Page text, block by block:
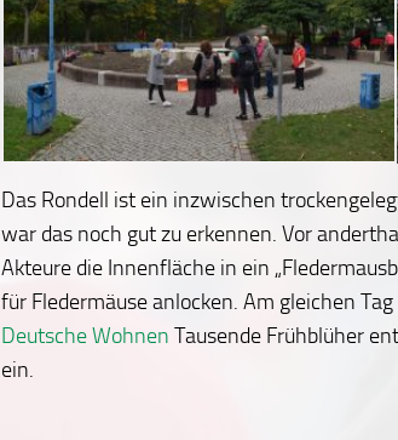
Quartiersmanagerin Lisa Weiß (li.) stellt das Quartier und einige Projekte vor.
Das Rondell ist ein inzwischen
war das noch gut zu erkennen. Vor
Akteure die Innenfläche in ein
für Fledermäuse anlocken. Am gleichen
Deutsche Wohnen Tausende Frühblüher
ein.